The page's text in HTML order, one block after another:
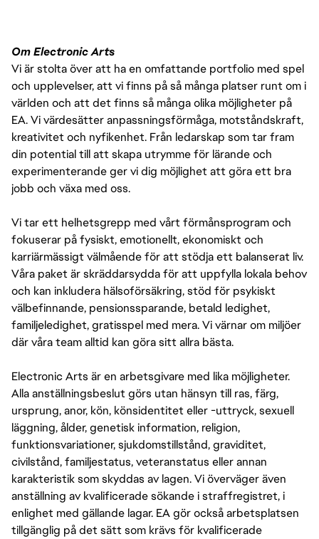
Om Electronic Arts
Vi är stolta över att ha en omfattande portfolio med spel
och upplevelser, att vi finns på så många platser runt om i
världen och att det finns så många olika möjligheter på
EA. Vi värdesätter anpassningsförmåga, motståndskraft,
kreativitet och nyfikenhet. Från ledarskap som tar fram
din potential till att skapa utrymme för lärande och
experimenterande ger vi dig möjlighet att göra ett bra
jobb och växa med oss.
Vi tar ett helhetsgrepp med vårt förmånsprogram och
fokuserar på fysiskt, emotionellt, ekonomiskt och
karriärmässigt välmående för att stödja ett balanserat liv.
Våra paket är skräddarsydda för att uppfylla lokala behov
och kan inkludera hälsoförsäkring, stöd för psykiskt
välbefinnande, pensionssparande, betald ledighet,
familjeledighet, gratisspel med mera. Vi värnar om miljöer
där våra team alltid kan göra sitt allra bästa.
Electronic Arts är en arbetsgivare med lika möjligheter.
Alla anställningsbeslut görs utan hänsyn till ras, färg,
ursprung, anor, kön, könsidentitet eller -uttryck, sexuell
läggning, ålder, genetisk information, religion,
funktionsvariationer, sjukdomstillstånd, graviditet,
civilstånd, familjestatus, veteranstatus eller annan
karakteristik som skyddas av lagen. Vi överväger även
anställning av kvalificerade sökande i straffregistret, i
enlighet med gällande lagar. EA gör också arbetsplatsen
tillgänglig på det sätt som krävs för kvalificerade